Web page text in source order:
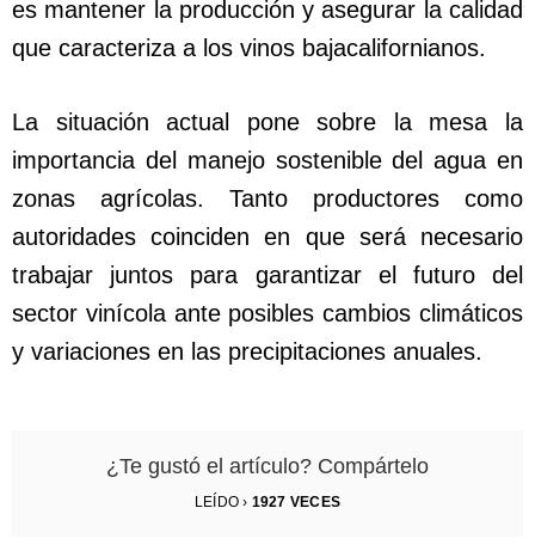
es mantener la producción y asegurar la calidad
que caracteriza a los vinos bajacalifornianos.
La situación actual pone sobre la mesa la
importancia del manejo sostenible del agua en
zonas agrícolas. Tanto productores como
autoridades coinciden en que será necesario
trabajar juntos para garantizar el futuro del
sector vinícola ante posibles cambios climáticos
y variaciones en las precipitaciones anuales.
¿Te gustó el artículo? Compártelo
LEÍDO › 1927 VECES